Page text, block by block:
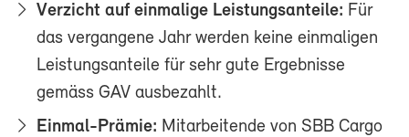
Verzicht auf einmalige Leistungsanteile: Für
das vergangene Jahr werden keine einmaligen
Leistungsanteile für sehr gute Ergebnisse
gemäss GAV ausbezahlt.
Einmal-Prämie: Mitarbeitende von SBB Cargo